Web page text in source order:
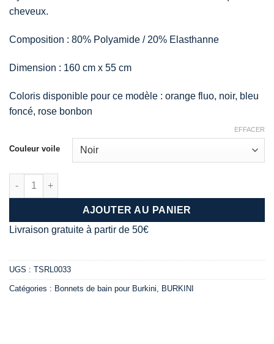
cheveux.
Composition : 80% Polyamide / 20% Elasthanne
Dimension : 160 cm x 55 cm
Coloris disponible pour ce modèle : orange fluo, noir, bleu
foncé, rose bonbon
Couleur voile
EFFACER
quantité de hijab pour burkinis
AJOUTER AU PANIER
Livraison gratuite à partir de 50€
UGS : TSRL0033
Catégories : Bonnets de bain pour Burkini BURKINI